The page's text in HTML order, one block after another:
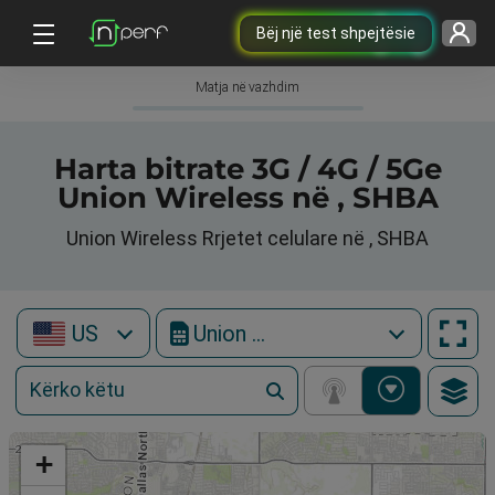
Bëj një test shpejtësie
Matja në vazhdim
Harta bitrate 3G / 4G / 5Ge
Union Wireless në , SHBA
Union Wireless Rrjetet celulare në , SHBA
US Union Wireless
+